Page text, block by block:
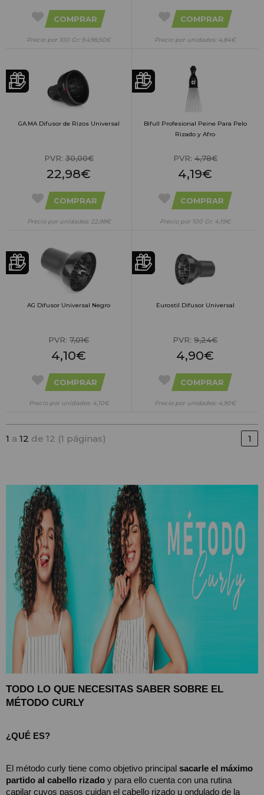
COMPRAR
Precio por 100 Gr: 9.498,50€
COMPRAR
Precio por unidades: 4,84€
GA.MA Difusor de Rizos Universal
PVR:30,00€
22,98€
COMPRAR
Precio por unidades: 22,98€
Bifull Profesional Peine Para Pelo
Rizado y Afro
PVR:4,78€
4,19€
COMPRAR
Precio por 100 Gr: 4,19€
AG Difusor Universal Negro
PVR: 7,01€
4,10€
COMPRAR
Precio por unidades: 4,10€
Eurostil Difusor Universal
PVR: 9,24€
4,90€
COMPRAR
Precio por unidades: 4,90€
1 a 12 de 12 (1 páginas) 1
TODO LO QUE NECESITAS SABER SOBRE EL
MÉTODO CURLY
¿QUÉ ES?
El método curly tiene como objetivo principal sacarle el máximo
partido al cabello rizado y para ello cuenta con una rutina
capilar cuyos pasos cuidan el cabello rizado u ondulado de la